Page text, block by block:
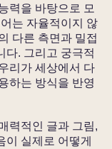
력을 바탕으로 모
는 자율적이지 않
다른 측면과 밀접
다. 그리고 궁극적
리가 세상에서 다
하는 방식을 반영
력적인 글과 그림,
이 실제로 어떻게